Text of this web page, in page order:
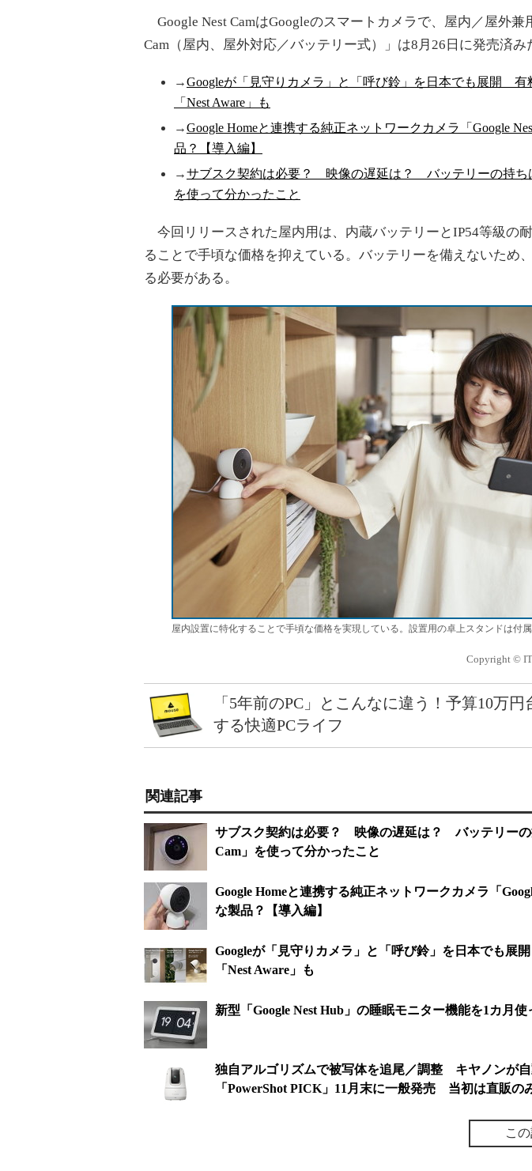
Google Nest CamはGoogleのスマートカメラで、屋内／屋外兼
Cam（屋内、屋外対応／バッテリー式）」は8月26日に発売済み
→Googleが「見守りカメラ」と「呼び鈴」を日本でも展開 有
「Nest Aware」も
→Google Homeと連携する純正ネットワークカメラ「Google
品？【導入編】
→サブスク契約は必要？ 映像の遅延は？ バッテリーの持ちは
を使って分かったこと
今回リリースされた屋内用は、内蔵バッテリーとIP54等級の
ることで手頃な価格を抑えている。バッテリーを備えないため
る必要がある。
屋内設置に特化することで手頃な価格を実現している。設置用の卓上スタンドは付
Copyright ©
「5年前のPC」とこんなに違う！予算10万
する快適PCライフ
関連記事
サブスク契約は必要？ 映像の遅延は？ バッテリーの
Cam」を使って分かったこと
Google Homeと連携する純正ネットワークカメラ「
な製品？【導入編】
Googleが「見守りカメラ」と「呼び鈴」を日本でも展
「Nest Aware」も
新型「Google Nest Hub」の睡眠モニター機能を1カ月
独自アルゴリズムで被写体を追尾／調整 キヤノンが自
「PowerShot PICK」11月末に一般発売 当初は直販の
こ